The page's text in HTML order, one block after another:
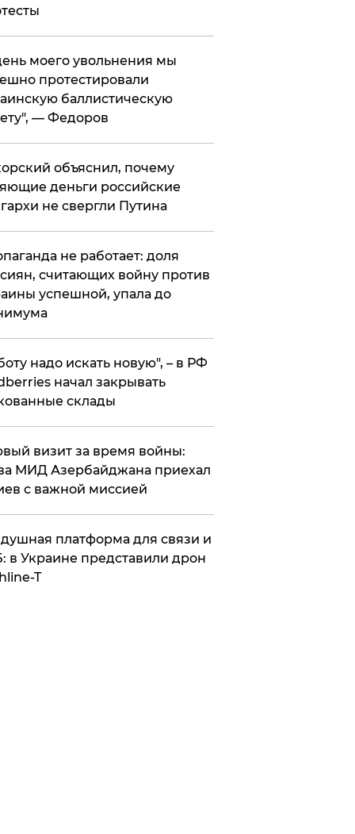
моего увольнения мы
протестировали
баллистическую
— Федоров
объяснил, почему
деньги российские
не свергли Путина
не работает: доля
считающих войну против
успешной, упала до
надо искать новую", – в РФ
начал закрывать
склады
визит за время войны:
МИД Азербайджана приехал
с важной миссией
платформа для связи и
в Украине представили дрон
T